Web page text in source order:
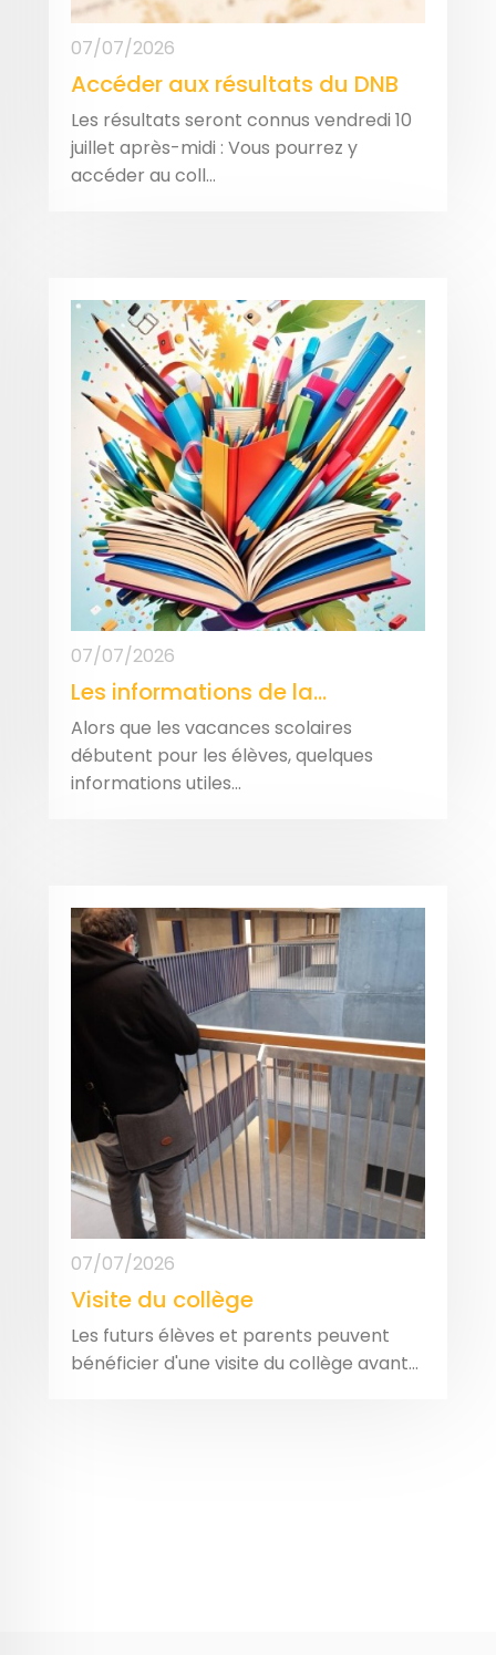
07/07/2026
Accéder aux résultats du DNB
Les résultats seront connus vendredi 10
juillet après-midi : Vous pourrez y
accéder au coll...
07/07/2026
Les informations de la...
Alors que les vacances scolaires
débutent pour les élèves, quelques
informations utiles...
07/07/2026
Visite du collège
Les futurs élèves et parents peuvent
bénéficier d'une visite du collège avant...